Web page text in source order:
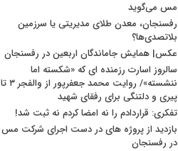
مس می‌گوید
رفسنجان، معدن طلای مدیریتی یا سرزمین
بلاتصدی‌ها؟
عکس| همایش جاماندگان اربعین در رفسنجان
سالروز اسارت رزمنده ای که «شکسته اما
ننشسته»/ روایت محمد جعفرپور از والفجر ۳ تا
پیری و دلتنگی برای رفقای شهید
تفکری: قراردادم را نه امضا کردم نه ثبت شد!
بازدید از پروژه های در دست اجرای شرکت مس
در رفسنجان